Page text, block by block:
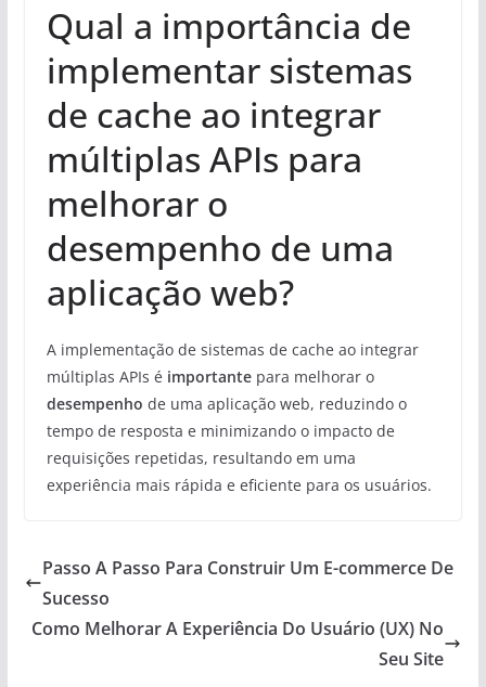
Qual a importância de
implementar sistemas
de cache ao integrar
múltiplas APIs para
melhorar o
desempenho de uma
aplicação web?
A implementação de sistemas de cache ao integrar
múltiplas APIs é importantepara melhorar o
desempenho de uma aplicação web, reduzindo o
tempo de resposta e minimizando o impacto de
requisições repetidas, resultando em uma
experiência mais rápida e eficiente para os usuários.
Passo A Passo Para Construir Um E-commerce De
Sucesso
Como Melhorar A Experiência Do Usuário (UX) No
Seu Site